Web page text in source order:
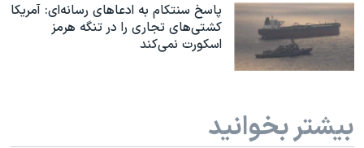
پاسخ سنتکام به ادعاهای رسانه‌ای: آمریکا
کشتی‌های تجاری را در تنگه هرمز
اسکورت نمی‌کند
بیشتر بخوانید